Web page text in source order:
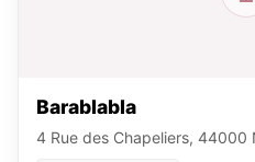
Barablabla
4 Rue des Chapeliers, 44000